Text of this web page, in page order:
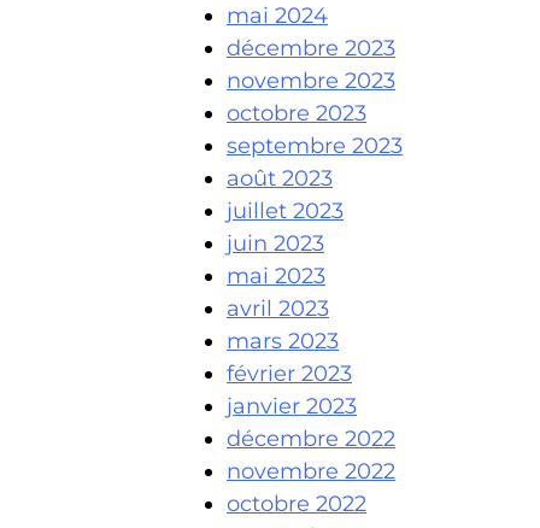
mai 2024
décembre 2023
novembre 2023
octobre 2023
septembre 2023
août 2023
juillet 2023
juin 2023
mai 2023
avril 2023
mars 2023
février 2023
janvier 2023
décembre 2022
novembre 2022
octobre 2022